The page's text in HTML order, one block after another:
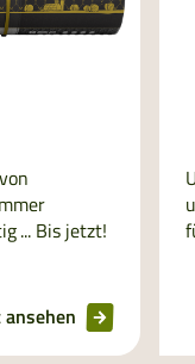
... Bis jetzt!